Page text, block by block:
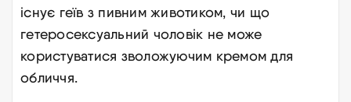
існує геїв з пивним животиком, чи що
гетеросексуальний чоловік не може
користуватися зволожуючим кремом для
обличчя.